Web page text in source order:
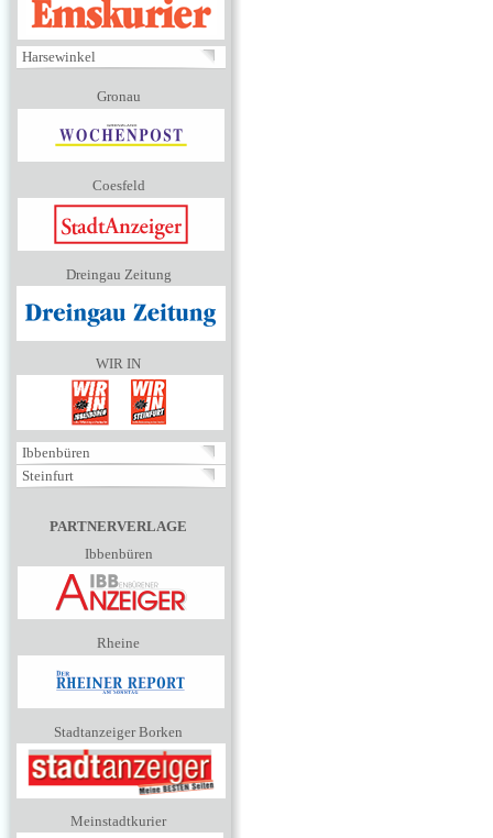
Harsewinkel
Gronau
Coesfeld
Dreingau Zeitung
WIR IN
Ibbenbüren
Steinfurt
PARTNERVERLAGE
Ibbenbüren
Rheine
Stadtanzeiger Borken
Meinstadtkurier